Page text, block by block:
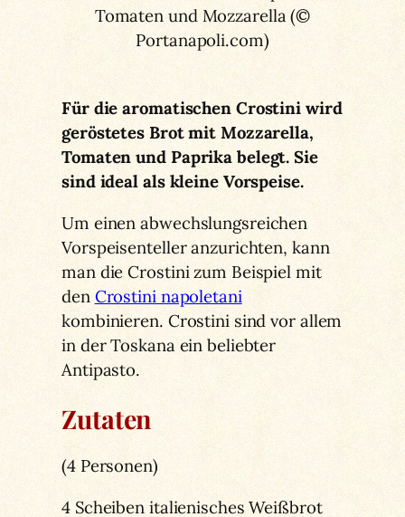
Tomaten und Mozzarella (©
Portanapoli.com)
Für die aromatischen Crostini wird
geröstetes Brot mit Mozzarella,
Tomaten und Paprika belegt. Sie
sind ideal als kleine Vorspeise.
Um einen abwechslungsreichen
Vorspeisenteller anzurichten, kann
man die Crostini zum Beispiel mit
den Crostini napoletani
kombinieren. Crostini sind vor allem
in der Toskana ein beliebter
Antipasto.
Zutaten
(4 Personen)
4 Scheiben italienisches Weißbrot